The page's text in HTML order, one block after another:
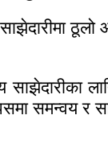
साझेदारीका
समन्वय र